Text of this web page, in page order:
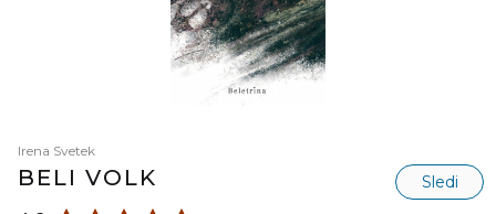
Irena Svetek
BELI VOLK Sledi